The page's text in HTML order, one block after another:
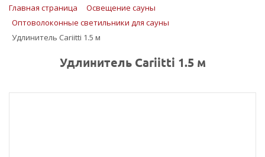
Главная страница
Освещение сауны
Оптоволоконные светильники для сауны
Удлинитель Cariitti 1.5 м
Удлинитель Cariitti 1.5 м